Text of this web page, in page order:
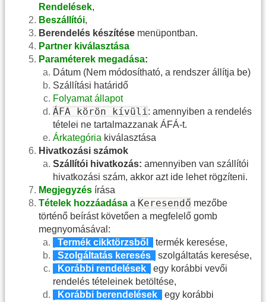
Rendelések,
Beszállítói,
Berendelés készítése menüpontban.
Partner kiválasztása
Paraméterek megadása:
Dátum (Nem módosítható, a rendszer állítja be)
Szállítási határidő
Folyamat állapot
ÁFA körön kívüli: amennyiben a rendelés
tételei ne tartalmazzanak ÁFÁ-t.
Árkategória kiválasztása
Hivatkozási számok
Szállítói hivatkozás: amennyiben van szállítói
hivatkozási szám, akkor azt ide lehet rögzíteni.
Megjegyzés írása
Tételek hozzáadása a Keresendő mezőbe
történő beírást követően a megfelelő gomb
megnyomásával:
Termék cikktörzsből
termék keresése,
Szolgáltatás keresés
szolgáltatás keresése,
Korábbi rendelések
egy korábbi vevői
rendelés tételeinek betöltése,
Korábbi berendelések
egy korábbi